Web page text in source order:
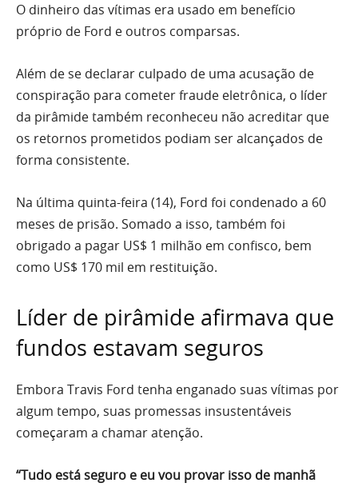
O dinheiro das vítimas era usado em benefício
próprio de Ford e outros comparsas.
Além de se declarar culpado de uma acusação de
conspiração para cometer fraude eletrônica, o líder
da pirâmide também reconheceu não acreditar que
os retornos prometidos podiam ser alcançados de
forma consistente.
Na última quinta-feira (14), Ford foi condenado a 60
meses de prisão. Somado a isso, também foi
obrigado a pagar US$ 1 milhão em confisco, bem
como US$ 170 mil em restituição.
Líder de pirâmide afirmava que
fundos estavam seguros
Embora Travis Ford tenha enganado suas vítimas por
algum tempo, suas promessas insustentáveis
começaram a chamar atenção.
“Tudo está seguro e eu vou provar isso de manhã